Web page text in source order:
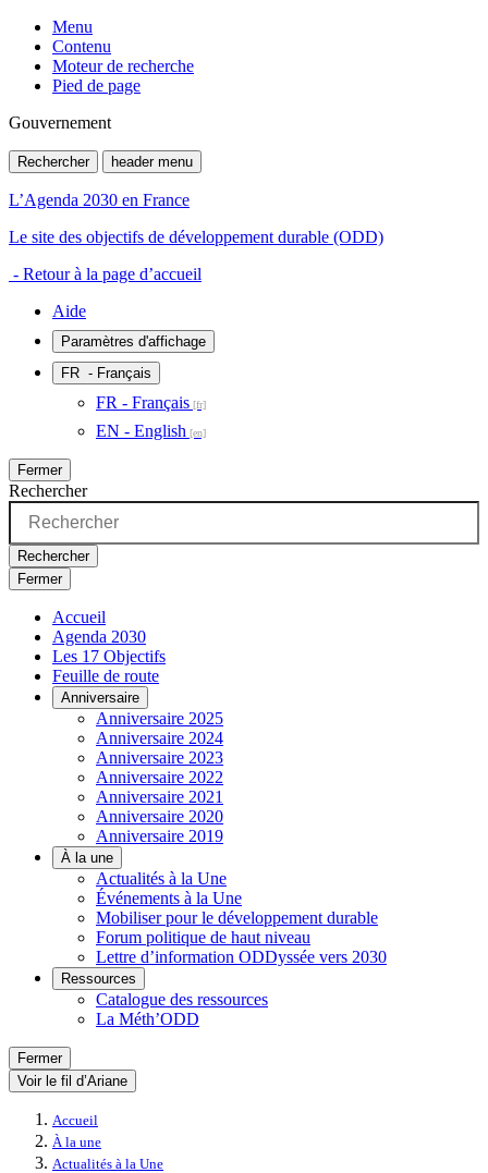
Menu
Contenu
Moteur de recherche
Pied de page
Gouvernement
Rechercher header menu
L’Agenda 2030 en France
Le site des objectifs de développement durable (ODD)
- Retour à la page d’accueil
Aide
Paramètres d'affichage
FR - Français
FR - Français
EN - English
Fermer
Rechercher
Rechercher
Fermer
Accueil
Agenda 2030
Les 17 Objectifs
Feuille de route
Anniversaire
Anniversaire 2025
Anniversaire 2024
Anniversaire 2023
Anniversaire 2022
Anniversaire 2021
Anniversaire 2020
Anniversaire 2019
À la une
Actualités à la Une
Événements à la Une
Mobiliser pour le développement durable
Forum politique de haut niveau
Lettre d’information ODDyssée vers 2030
Ressources
Catalogue des ressources
La Méth’ODD
Fermer
Voir le fil d’Ariane
Accueil
À la une
Actualités à la Une